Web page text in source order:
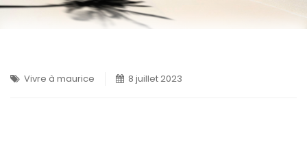
Vivre à maurice 8 juillet 2023